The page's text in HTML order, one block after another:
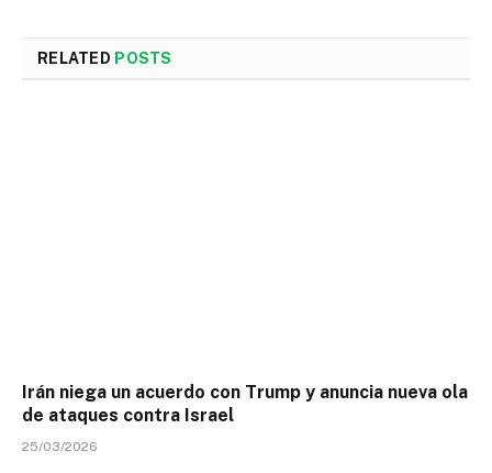
RELATED POSTS
Irán niega un acuerdo con Trump y anuncia nueva ola
de ataques contra Israel
25/03/2026